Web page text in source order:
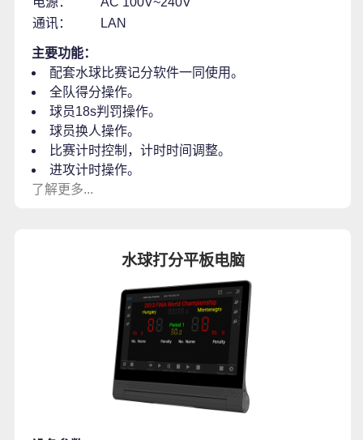
通讯：
LAN
主要功能：
配套水球比赛记分软件一同使用。
全队得分操作。
球员18s判罚操作。
球员换人操作。
比赛计时控制，计时时间调整。
进攻计时操作。
了解更多...
水球打分平板电脑